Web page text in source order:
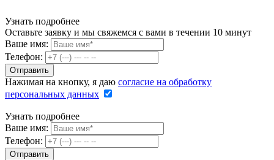
Узнать подробнее
Оставьте заявку и мы свяжемся с вами в течении 10 минут
Ваше имя:
Телефон:
Нажимая на кнопку, я даю согласие на обработку
персональных данных
Узнать подробнее
Ваше имя:
Телефон: